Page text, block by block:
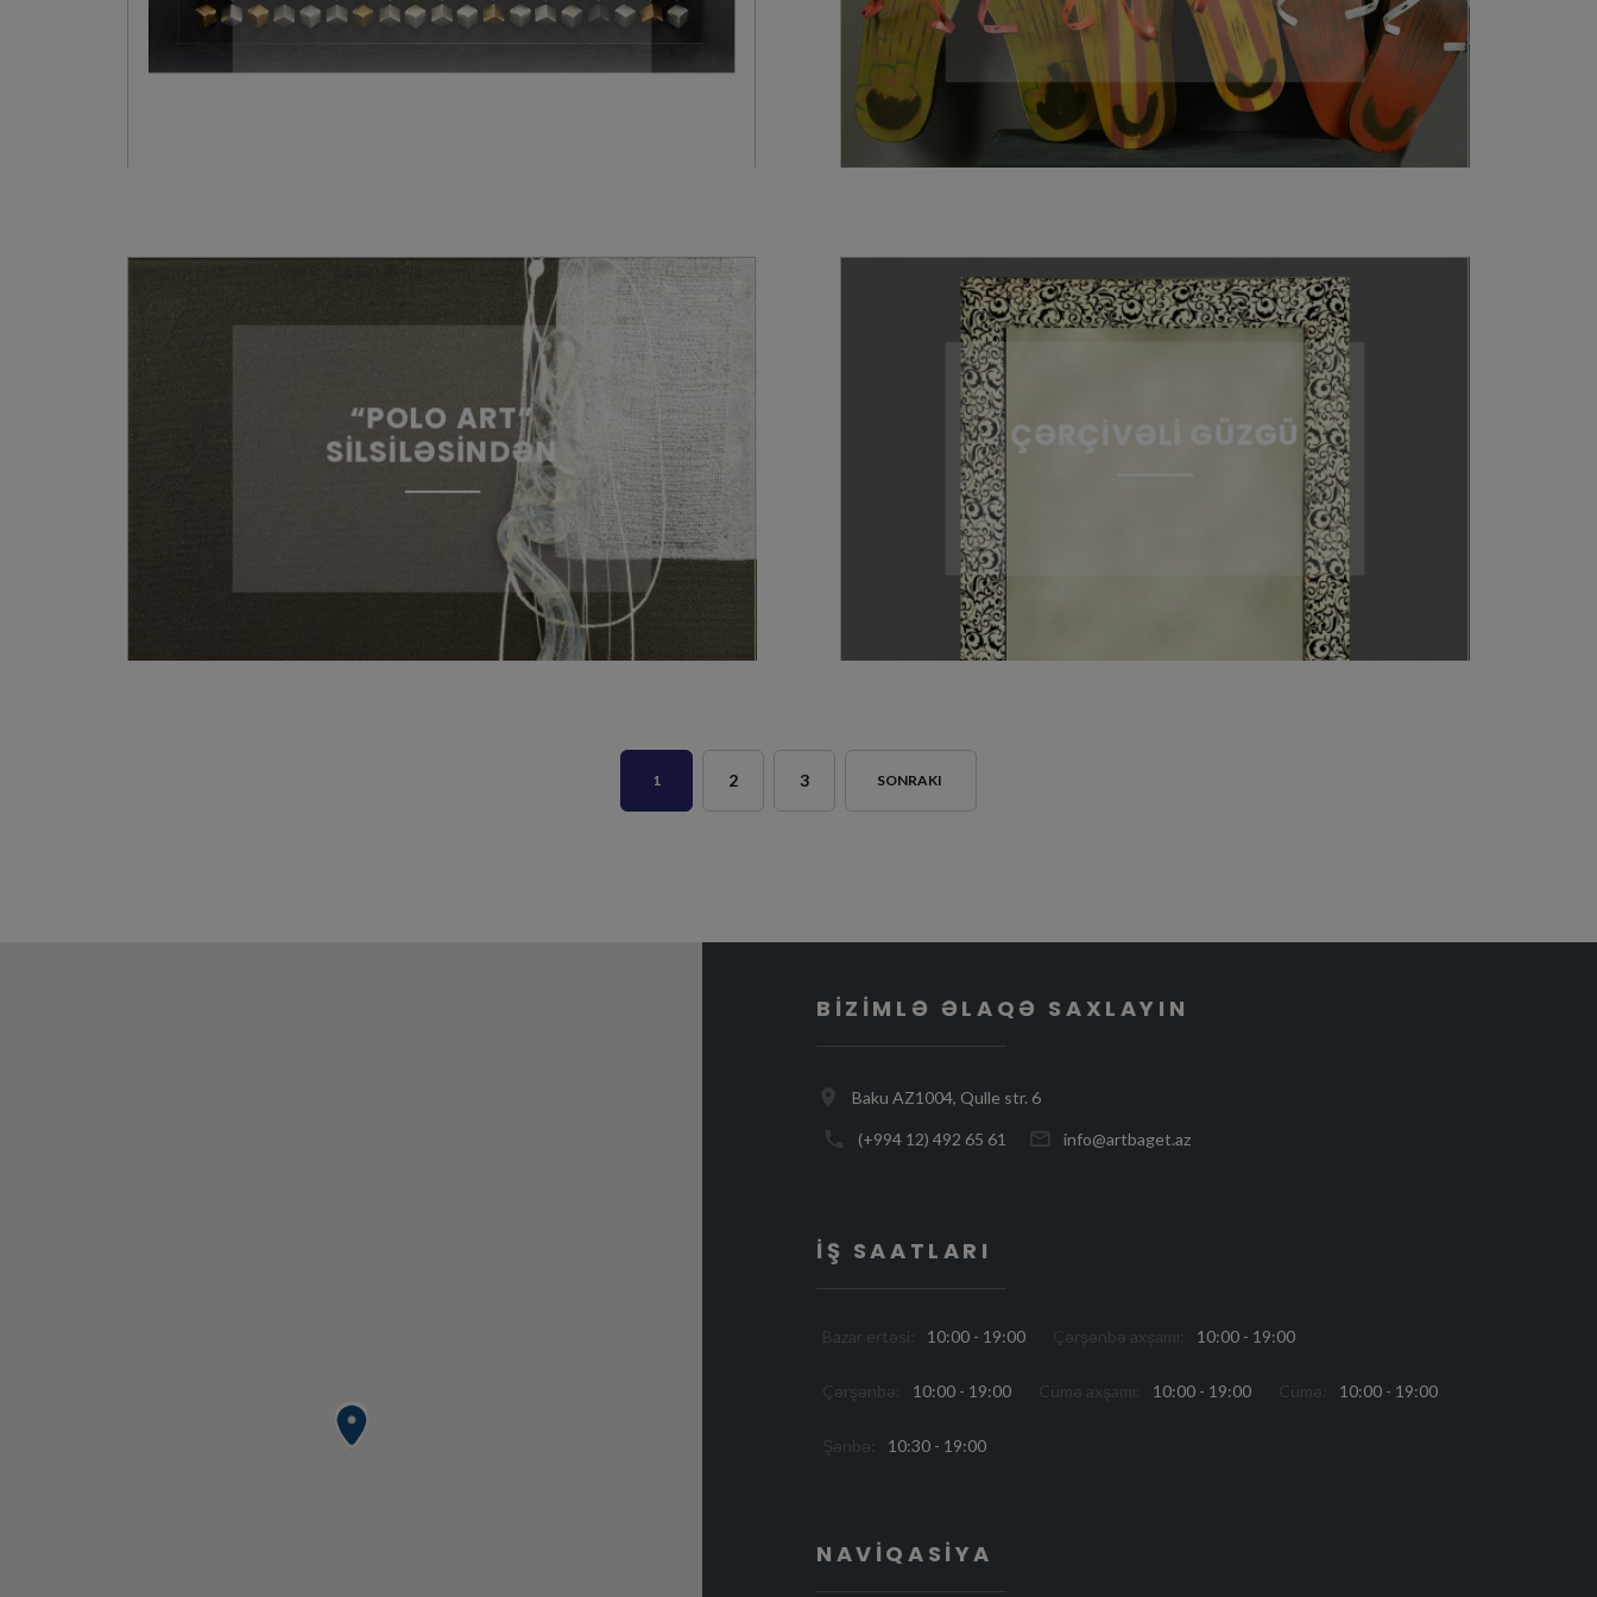
“POLO ART”
SİLSİLƏSİNDƏN
ÇƏRÇİVƏLİ GÜZGÜ
1 2 3 SONRAKI
BIZIMLƏ ƏLAQƏ SAXLAYIN
Baku AZ1004, Qulle str. 6
(+994 12) 492 65 61 info@artbaget.az
İŞ SAATLARI
Bazar ertəsi: 10:00 - 19:00 Çərşənbə axşamı: 10:00 - 19:00
Çərşənbə: 10:00 - 19:00 Cümə axşamı: 10:00 - 19:00 Cümə: 10:00 - 19:00
Şənbə: 10:30 - 19:00
NAVIQASIYA